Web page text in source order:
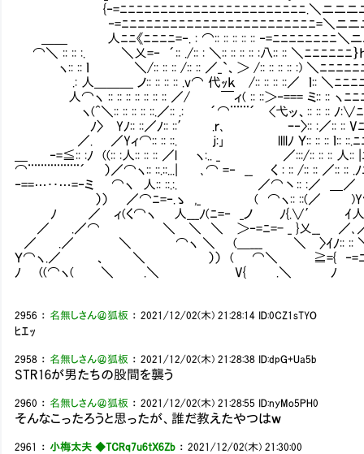
{‐=ﾆﾆﾆﾆﾆﾆﾆﾆﾆﾆﾆﾆﾆﾆﾆﾆﾆﾆﾆﾆﾆﾆﾆ.＼ニニニニニ
‐=ﾆﾆﾆﾆﾆﾆﾆﾆﾆﾆﾆﾆﾆﾆﾆﾆﾆﾆﾆﾆﾆﾆﾆﾆ=＼ニニニ
＿＿ 人ﾆﾆ《ﾆﾆﾆﾆ=‐. : ⌒:: :: :: :: :: ‐=ﾆﾆﾆﾆﾆﾆﾆﾆ＼ニ
⌒＼ :: :: :. ＼乂=‐ ´:: ./:: : ＼:: :: :: :: :八:: :: ＼ﾆﾆﾆﾆﾆﾆ｝
ヽ:: :: ｌ ＼/:: :: :: /:: :: ／_`、＞ /:: :: :: :: :) ＼ﾆﾆﾆﾆﾆ
.: 人＿＿＿ ノ:: :: :: :: .v⌒ 代ｯｋ /:: :: :: ::／ ｌ:: ＼ﾆﾆﾆ
人⌒ヽ :: :: :: :: :: :: :: ／/ ￣ィ( :: ::＞‐=== ミ:: :: ヽﾆ
ヽ(^＼:: :: :: :: ::.／:: .: ´⌒¨¨¨´ <弋ッ、:: :: :: ﾉ:∨
ﾉ〉 Yﾉ:: ::／ﾉ:: ::′ .ｒ､ ｰ‐〉:: :／:: :: Vﾆﾆ
／. ／Yィ⌒:: :: ::. ｊ:｣ llllﾉ Ｙ:: :: :: ｌ:: ::.ﾆﾆ
＿ ‐=≦:: :ﾉ ((:: :人:: :: :: ／l ヽ:.. _ ／:::/:: :: :: 人::
⌒¨¨¨¨¨¨¨¨´ ）／⌒ヽ:: ::.::...| ､⌒ =‐ __ く : :: /:: ::
‐==…･･…=‐ミ ⌒ヽ 人:: ::.:. ／⌒丶:: :／ ＿／
）） ／⌒ﾆ=‐.ゝ ,_ ( ⌒ヽ:: ::(／ )Y⌒ﾆ
ﾉ ／ ィ(く⌒ヽ 人___ﾉ(ﾆ=‐ _ノ ﾉ{.∨′ ｲ人
／ .／⌒ ＼ ＼ ＼ ＞‐=ﾆ=- _ }乂__ ／､
／ .／ ＼ ⌒ヽ ＼ (＿___ ＼ 〉ｲﾉ:: :: ＼ﾉ
Ｙ⌒ヽ.／ 、 ＼ ）） ( ⌒＼ ≧={ ‐=ﾆ:: ::
ﾉ ((⌒ヽ( ＼ .＼ V{ .＼ ﾉ ＼
2956 ： 名無しさん＠狐板 ：2021/12/02(木) 21:28:14 ID:0CZ1sTYO
ﾋｴｯ
2958 ： 名無しさん＠狐板 ：2021/12/02(木) 21:28:38 ID:dpG+Ua5b
STR16が男たちの股間を襲う
2960 ： 名無しさん＠狐板 ：2021/12/02(木) 21:28:55 ID:nyMo5PH0
そんなこったろうと思ったが、誰だ教えたやつはｗ
2961 ： 小梅太夫 ◆TCRq7u6tX6Zb ：2021/12/02(木) 21:30:00